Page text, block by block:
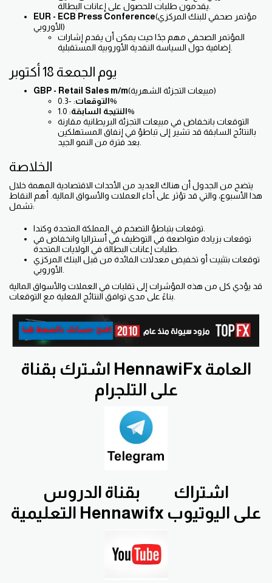
EUR - ECB Press Conference(مؤتمر صحفي للبنك المركزي
الأوروبي)
المؤتمر الصحفي مهم جدًا حيث يمكن أن يقدم إشارات
يوم الجمعة 18 أكتوبر
GBP - Retail Sales m/m
(مبيعات التجزئة الشهرية)
التوقعات: -0.3%
النتيجة السابقة: 1.0%
التوقعات بانخفاض في مبيعات التجزئة البريطانية مقارنة
بالنتائج السابقة قد تشير إلى تباطؤ في إنفاق المستهلكين
الخلاصة
يتضح من الجدول أن هناك العديد من الأحداث الاقتصادية المهمة خلال
هذا الأسبوع، والتي قد تؤثر على أداء العملات والأسواق المالية. أهم النقاط
تشمل:
توقعات بزيادة متواضعة في التوظيف في أستراليا وانخفاض في
توقعات بتثبيت أو تخفيض معدلات الفائدة من قبل البنك المركزي
قد يؤدي كل من هذه المؤشرات إلى تقلبات في العملات والأسواق المالية
اشترك بقناة HennawiFx العامة
على التلجرام
اشتراك
بقناة الدروس
التعليمية Hennawifx على اليوتيوب